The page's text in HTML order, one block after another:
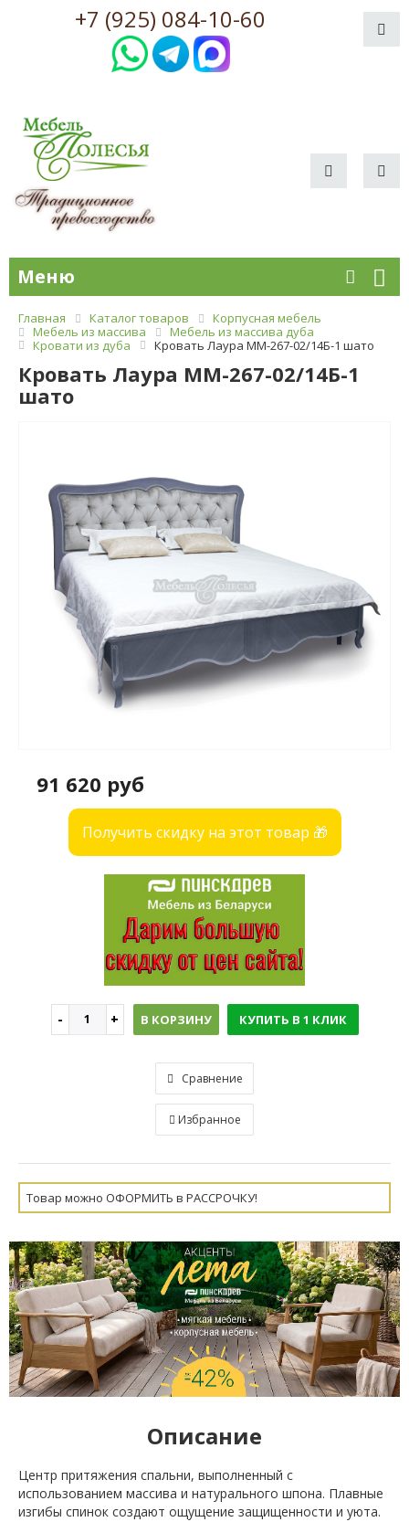
+7 (925) 084-10-60
Меню
Главная Каталог товаров
Корпусная мебель
Мебель из массива
Мебель из массива дуба
Кровати из дуба
Кровать Лаура ММ-267-02/14Б-1 шато
Кровать Лаура ММ-267-02/14Б-1
шато
91 620 руб
Получить скидку на этот товар 🎁
В КОРЗИНУ КУПИТЬ В 1 КЛИК
Сравнение
Избранное
Товар можно ОФОРМИТЬ в РАССРОЧКУ!
Описание
Центр притяжения спальни, выполненный с
использованием массива и натурального шпона. Плавные
изгибы спинок создают ощущение защищенности и уюта.